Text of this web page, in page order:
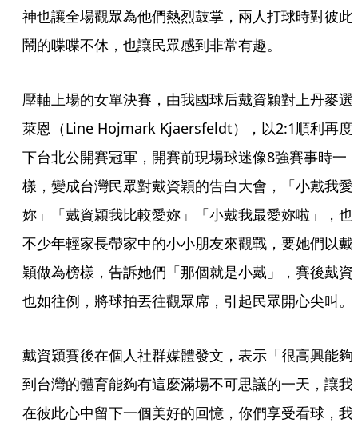
神也讓全場觀眾為他們熱烈鼓掌，兩人打球時對彼此
鬧的喋喋不休，也讓民眾感到非常有趣。
壓軸上場的女單決賽，由我國球后戴資穎對上丹麥選
萊恩（Line Hojmark Kjaersfeldt），以2:1順利再度
下台北公開賽冠軍，開賽前現場球迷像8強賽事時一
樣，變成台灣民眾對戴資穎的告白大會，「小戴我愛
妳」「戴資穎我比較愛妳」「小戴我最愛妳啦」，也
不少年輕家長帶家中的小小朋友來觀戰，要她們以戴
穎做為榜樣，告訴她們「那個就是小戴」，賽後戴資
也如往例，將球拍丟往觀眾席，引起民眾開心尖叫。
戴資穎賽後在個人社群媒體發文，表示「很高興能夠
到台灣的體育能夠有這麼滿場不可思議的一天，讓我
在彼此心中留下一個美好的回憶，你們享受看球，我